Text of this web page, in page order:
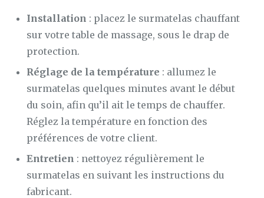
Installation : placez le surmatelas chauffant
sur votre table de massage, sous le drap de
protection.
Réglage de la température : allumez le
surmatelas quelques minutes avant le début
du soin, afin qu’il ait le temps de chauffer.
Réglez la température en fonction des
préférences de votre client.
Entretien : nettoyez régulièrement le
surmatelas en suivant les instructions du
fabricant.